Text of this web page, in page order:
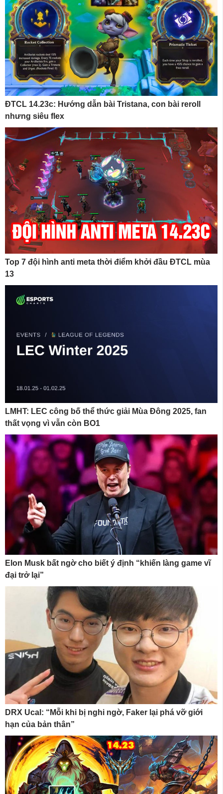
ĐTCL 14.23c: Hướng dẫn bài Tristana, con bài reroll
nhưng siêu flex
Top 7 đội hình anti meta thời điểm khởi đầu ĐTCL mùa
13
LMHT: LEC công bố thể thức giải Mùa Đông 2025, fan
thất vọng vì vẫn còn BO1
Elon Musk bất ngờ cho biết ý định “khiến làng game vĩ
đại trở lại”
DRX Ucal: “Mỗi khi bị nghi ngờ, Faker lại phá vỡ giới
hạn của bản thân”